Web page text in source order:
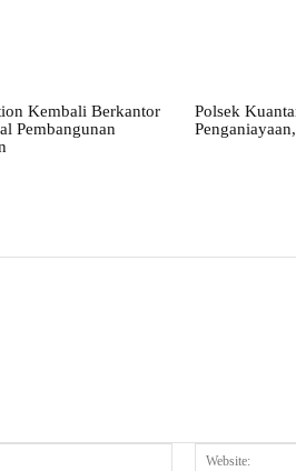
Kembali Berkantor
Pembangunan
Polsek
Email:*